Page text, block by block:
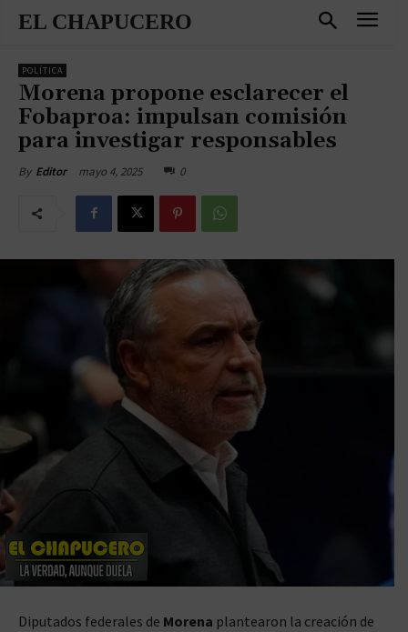
EL CHAPUCERO
POLÍTICA
Morena propone esclarecer el
Fobaproa: impulsan comisión
para investigar responsables
By Editor mayo 4, 2025 0
Diputados federales de Morena plantearon la creación de